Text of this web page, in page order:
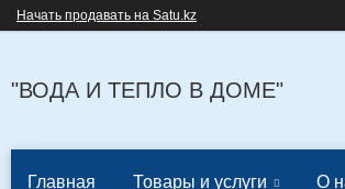
Начать продавать на Satu.kz
"ВОДА И ТЕПЛО В ДОМЕ"
Главная Товары и услуги О